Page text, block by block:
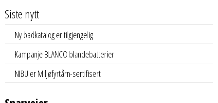
Siste nytt
Ny badkatalog er tilgjengelig
Kampanje BLANCO blandebatterier
NIBU er Miljøfyrtårn-sertifisert